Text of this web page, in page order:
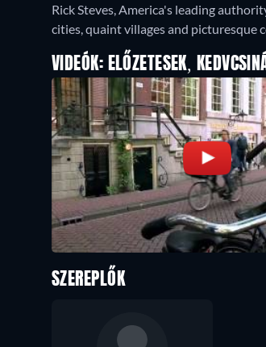
Rick Steves, America's leading
cities, quaint villages and picturesque
VIDEÓK: ELŐZETESEK,
SZEREPLŐK